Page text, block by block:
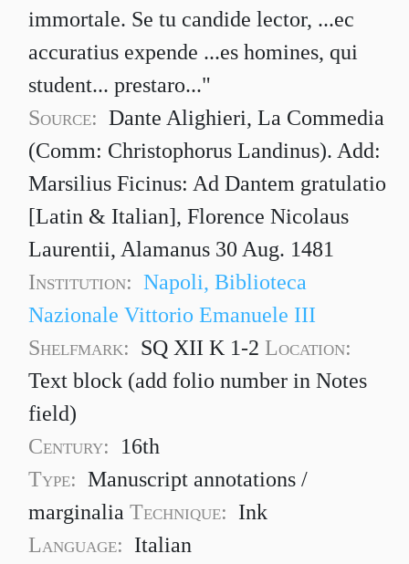
immortale. Se tu candide lector, ...ec
accuratius expende ...es homines, qui
student... prestaro..."
Source: Dante Alighieri, La Commedia
(Comm: Christophorus Landinus). Add:
Marsilius Ficinus: Ad Dantem gratulatio
[Latin & Italian], Florence Nicolaus
Laurentii, Alamanus 30 Aug. 1481
Institution: Napoli, Biblioteca
Nazionale Vittorio Emanuele III
Shelfmark: SQ XII K 1-2 Location:
Text block (add folio number in Notes
field)
Century:
16th
Type: Manuscript annotations /
marginaliaTechnique: Ink
Language: Italian